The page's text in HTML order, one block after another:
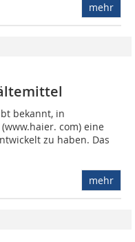
mehr
bekannt, in
com) eine
zu haben. Das
mehr